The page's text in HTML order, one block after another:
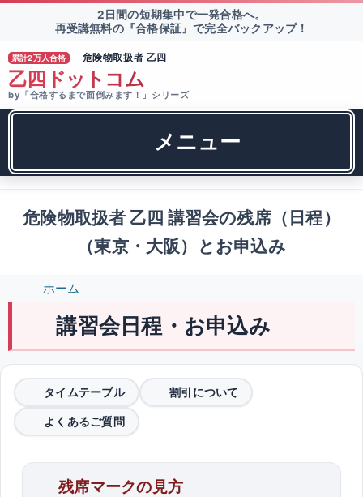
2日間の短期集中で一発合格へ。
再受講無料の『合格保証』で完全バックアップ！
累計2万人合格 危険物取扱者 乙四
乙四ドットコム
by「合格するまで面倒みます！」シリーズ
メニュー
危険物取扱者 乙四 講習会の残席（日程）
（東京・大阪）とお申込み
ホーム
講習会日程・お申込み
タイムテーブル 割引について
よくあるご質問
残席マークの見方